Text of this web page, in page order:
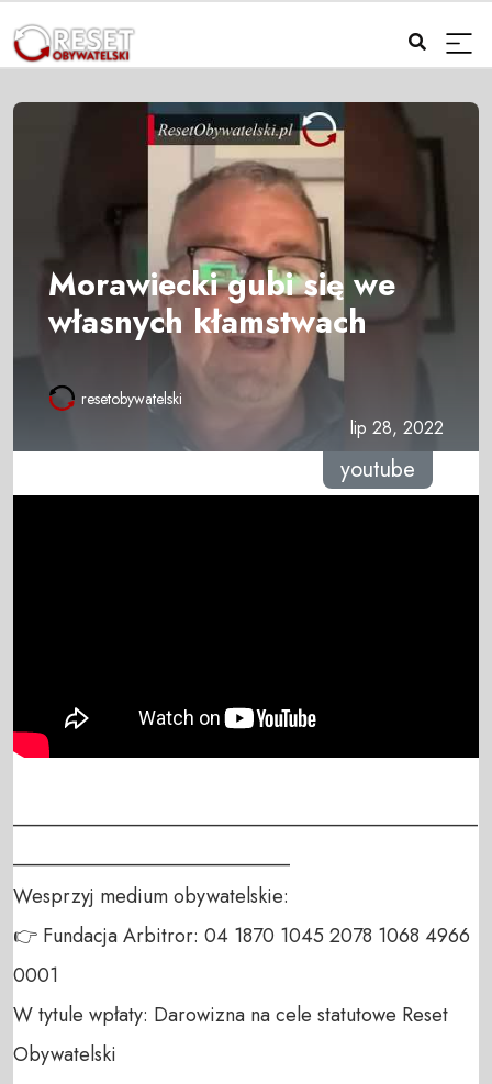
Morawiecki gubi się we
własnych kłamstwach
resetobywatelski
lip 28, 2022
youtube
_______________________________________________
____________________________
Wesprzyj medium obywatelskie:
👉 Fundacja Arbitror: 04 1870 1045 2078 1068 4966
0001
W tytule wpłaty: Darowizna na cele statutowe Reset
Obywatelski